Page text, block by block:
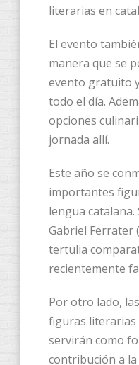
literarias en
El evento
manera que se
evento gratuito
todo el día.
opciones
jornada allí.
Este año se
importantes
lengua catalana.
Gabriel Ferrater
tertulia
recientemente
Por otro lado,
figuras
servirán como
contribución a